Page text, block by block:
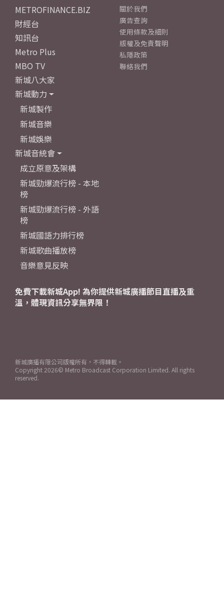
METROFINANCE.BIZ
財經台
知訊台
Metro Plus
MBO TV
新城八大家
新城動力
新城製作
新城音樂
新城娛樂
新城音統會
成立原意及架構
新城勁爆流行榜 - 本地
榜
新城勁爆流行榜 - 外語
榜
新城國語力排行榜
新城歌曲播放榜
音樂意見反映
關於我們
廣告查詢
使用條款及細則
版權及免責聲明
私隱政策
聯絡我們
免費下載新城App! 為你提供新城廣播節目直播及重
溫，體現資訊分享無界限！
新城廣播有限公司版權所有，不得轉載。
Copyright 2026© Metro Broadcast Corporation Limited. All rights
reserved.